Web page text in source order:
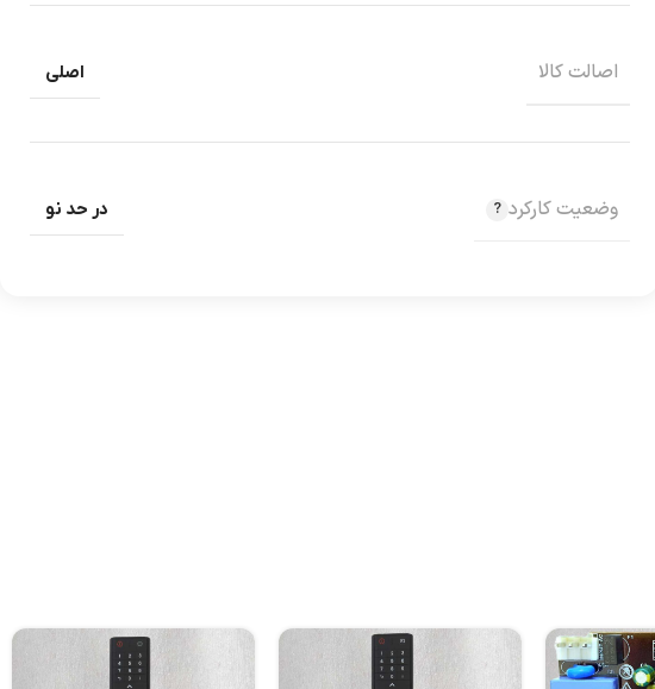
اصالت کالا اصلی
وضعیت کارکرد در حد نو